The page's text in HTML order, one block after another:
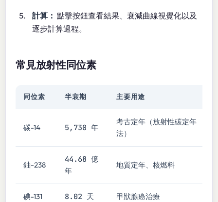
計算： 點擊按鈕查看結果、衰減曲線視覺化以及
逐步計算過程。
常見放射性同位素
同位素 半衰期 主要用途
碳-14 5,730 年
考古定年（放射性碳定年
法）
鈾-238
44.68 億
年
地質定年、核燃料
碘-131 8.02 天 甲狀腺癌治療